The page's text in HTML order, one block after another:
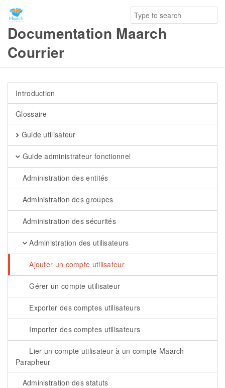
Documentation Maarch
Courrier
Introduction
Glossaire
Guide utilisateur
Guide administrateur fonctionnel
Administration des entités
Administration des groupes
Administration des sécurités
Administration des utilisateurs
Ajouter un compte utilisateur
Gérer un compte utilisateur
Exporter des comptes utilisateurs
Importer des comptes utilisateurs
Lier un compte utilisateur à un compte Maarch
Parapheur
Administration des statuts